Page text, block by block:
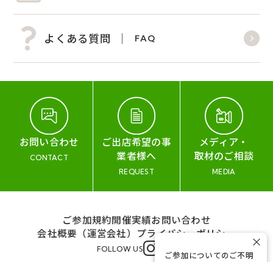
よくある質問 FAQ
お問い合わせ
CONTACT
ご出店希望の事
業者様へ
REQUEST
メディア・
取材のご相談
MEDIA
ご参加規約開催実績お問い合わせ
会社概要（運営会社） プライバシーポリシー
FOLLOW US
ご参加についてのご不明
×